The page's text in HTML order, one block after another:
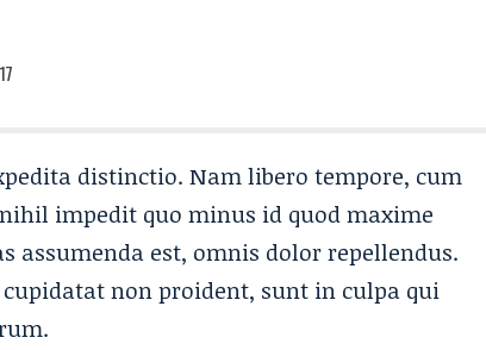
distinctio. Nam libero tempore, cum
nihil impedit quo minus id quod maxime
assumenda est, omnis dolor repellendus.
non proident, sunt in culpa qui